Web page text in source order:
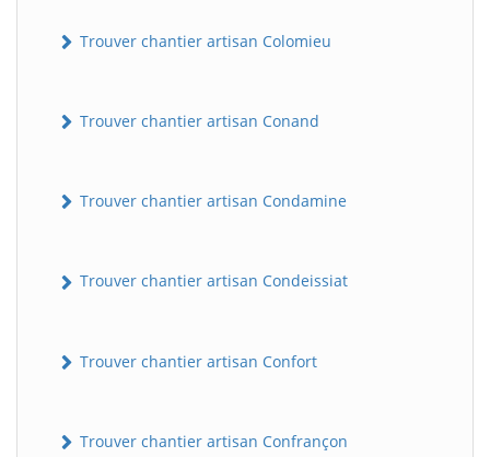
Trouver chantier artisan Colomieu
Trouver chantier artisan Conand
Trouver chantier artisan Condamine
Trouver chantier artisan Condeissiat
Trouver chantier artisan Confort
Trouver chantier artisan Confrançon